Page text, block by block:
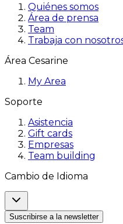
Quiénes somos
Área de prensa
Team
Trabaja con
Área Cesarine
My Area
Soporte
Asistencia
Gift cards
Empresas
Team building
Cambio de Idioma
Suscribirse a la newsletter